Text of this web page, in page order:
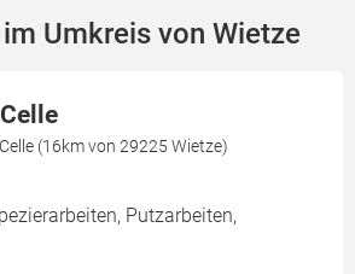
Umkreis von Wietze
(16km von 29225 Wietze)
Putzarbeiten,